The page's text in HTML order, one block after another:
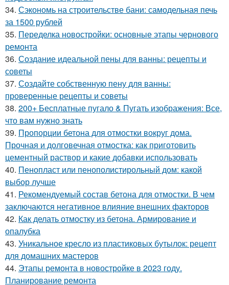
34. Сэкономь на строительстве бани: самодельная печь
за 1500 рублей
35. Переделка новостройки: основные этапы чернового
ремонта
36. Создание идеальной пены для ванны: рецепты и
советы
37. Создайте собственную пену для ванны:
проверенные рецепты и советы
38. 200+ Бесплатные пугало & Пугать изображения: Все,
что вам нужно знать
39. Пропорции бетона для отмостки вокруг дома.
Прочная и долговечная отмостка: как приготовить
цементный раствор и какие добавки использовать
40. Пенопласт или пенополистирольный дом: какой
выбор лучше
41. Рекомендуемый состав бетона для отмостки. В чем
заключаются негативное влияние внешних факторов
42. Как делать отмостку из бетона. Армирование и
опалубка
43. Уникальное кресло из пластиковых бутылок: рецепт
для домашних мастеров
44. Этапы ремонта в новостройке в 2023 году.
Планирование ремонта